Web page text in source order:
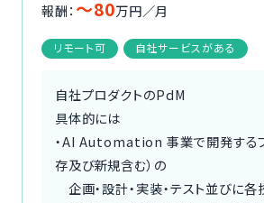
報酬： 〜80万円／月
リモート可 自社サービスがある
自社プロダクトのPdM
具体的には
・AI Automation 事業で開発する
存及び新規含む）の
企画・設計・実装・テスト並びに